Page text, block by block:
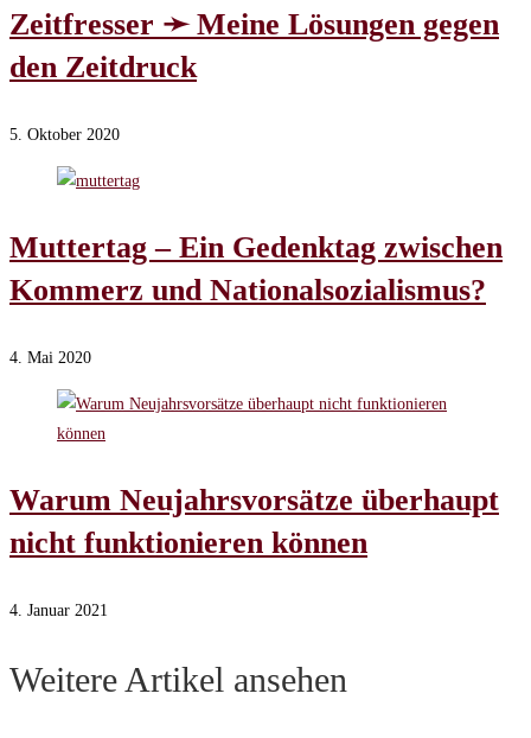
Zeitfresser ➛ Meine Lösungen gegen
den Zeitdruck
5. Oktober 2020
Muttertag – Ein Gedenktag zwischen
Kommerz und Nationalsozialismus?
4. Mai 2020
Warum Neujahrsvorsätze überhaupt
nicht funktionieren können
4. Januar 2021
Weitere Artikel ansehen